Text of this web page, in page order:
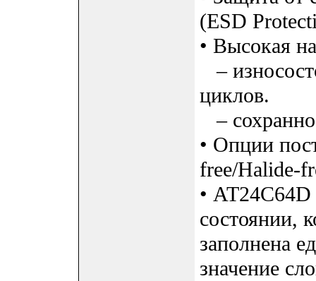
(ESD
• Высокая
–
циклов.
–
• Опции
free/Halide-
• AT24C64D
состоянии,
заполнена
значение